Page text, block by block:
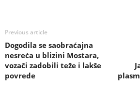
Previous article
Dogodila se saobraćajna
nesreća u blizini Mostara,
vozači zadobili teže i lakše
povrede